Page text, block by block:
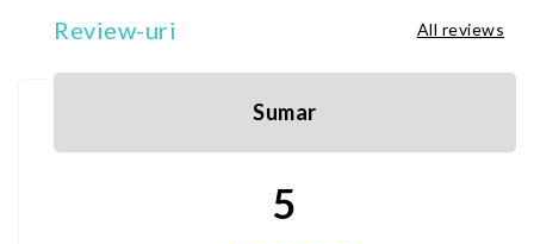
Review-uri All reviews
Sumar
5